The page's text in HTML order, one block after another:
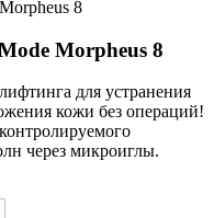
Morpheus 8
для устранения
кожи без операций!
через микроиглы.